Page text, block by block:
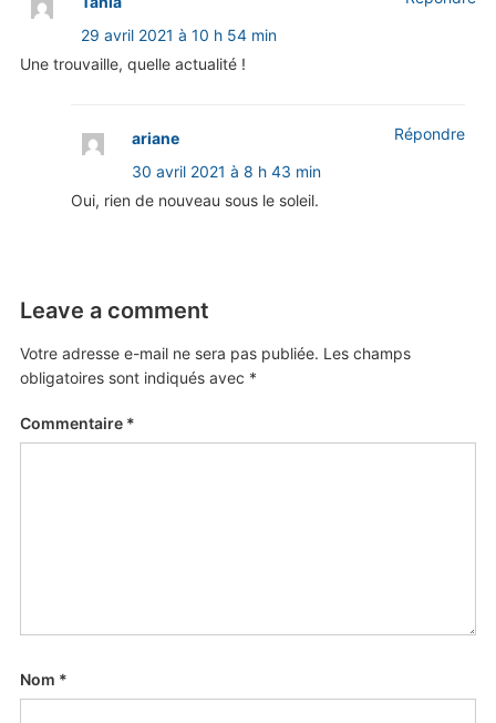
29 avril 2021 à 10 h 54 min
Une trouvaille, quelle actualité !
ariane
30 avril 2021 à 8 h 43 min
Oui, rien de nouveau sous le soleil.
Répondre
Leave a comment
Votre adresse e-mail ne sera pas publiée. Les champs
obligatoires sont indiqués avec *
Commentaire *
Nom *